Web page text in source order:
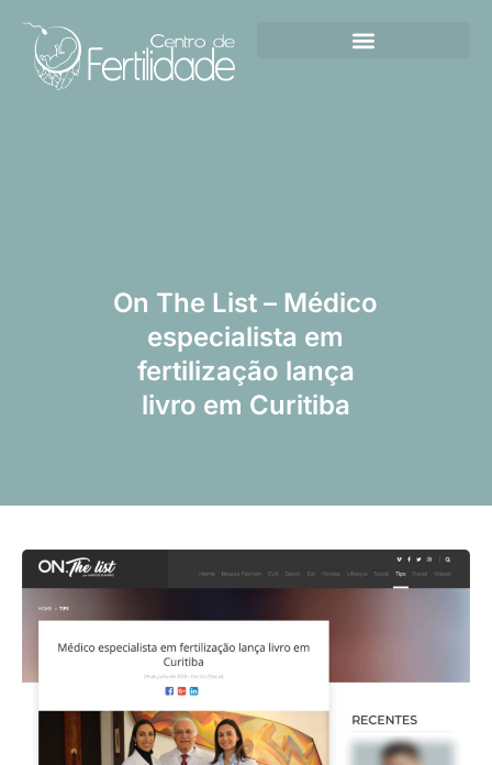
On The List – Médico
especialista em
fertilização lança
livro em Curitiba